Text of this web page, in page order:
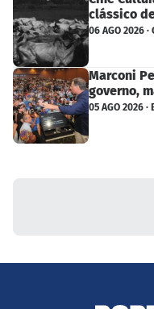
clássico
06 AGO 2026 ·
Marconi
governo,
05 AGO 2026 ·